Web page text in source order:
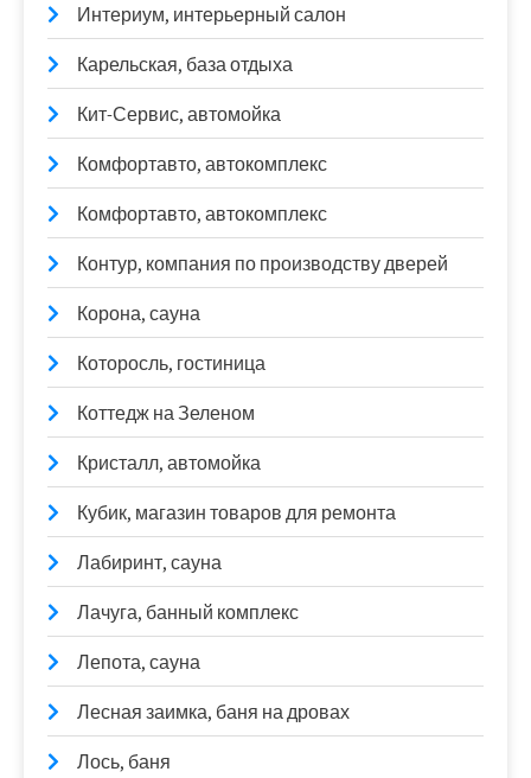
Интериум, интерьерный салон
Карельская, база отдыха
Кит-Сервис, автомойка
Комфортавто, автокомплекс
Комфортавто, автокомплекс
Контур, компания по производству дверей
Корона, сауна
Которосль, гостиница
Коттедж на Зеленом
Кристалл, автомойка
Кубик, магазин товаров для ремонта
Лабиринт, сауна
Лачуга, банный комплекс
Лепота, сауна
Лесная заимка, баня на дровах
Лось, баня